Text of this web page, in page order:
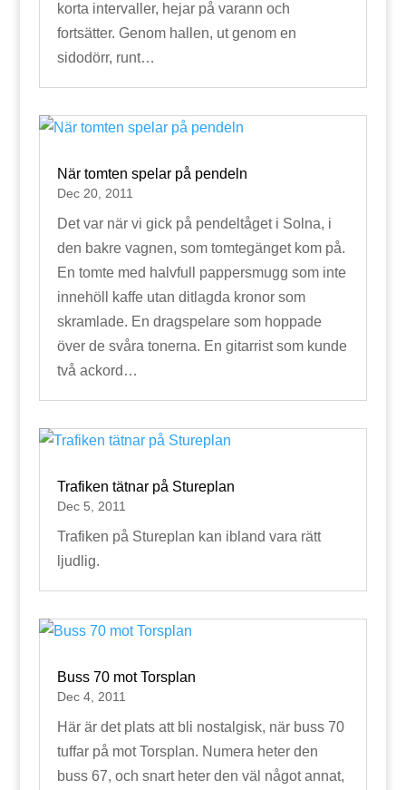
korta intervaller, hejar på varann och
fortsätter. Genom hallen, ut genom en
sidodörr, runt…
När tomten spelar på pendeln
Dec 20, 2011
Det var när vi gick på pendeltåget i Solna, i
den bakre vagnen, som tomtegänget kom på.
En tomte med halvfull pappersmugg som inte
innehöll kaffe utan ditlagda kronor som
skramlade. En dragspelare som hoppade
över de svåra tonerna. En gitarrist som kunde
två ackord…
Trafiken tätnar på Stureplan
Dec 5, 2011
Trafiken på Stureplan kan ibland vara rätt
ljudlig.
Buss 70 mot Torsplan
Dec 4, 2011
Här är det plats att bli nostalgisk, när buss 70
tuffar på mot Torsplan. Numera heter den
buss 67, och snart heter den väl något annat,